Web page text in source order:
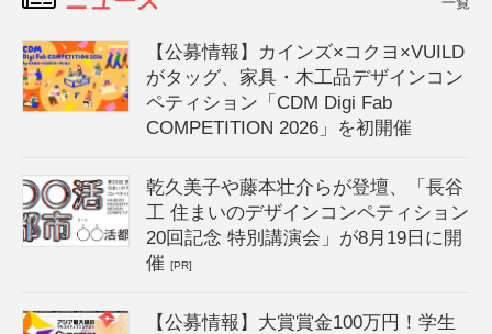
【公募情報】カインズ×コクヨ×VUILD
がタッグ、家具・木工品デザインコン
ペティション「CDM Digi Fab
COMPETITION 2026」を初開催
乾久美子や藤本壮介らが登壇、「長谷
工 住まいのデザインコンペティション
20回記念 特別講演会」が8月19日に開
催[PR]
【公募情報】大賞賞金100万円！学生